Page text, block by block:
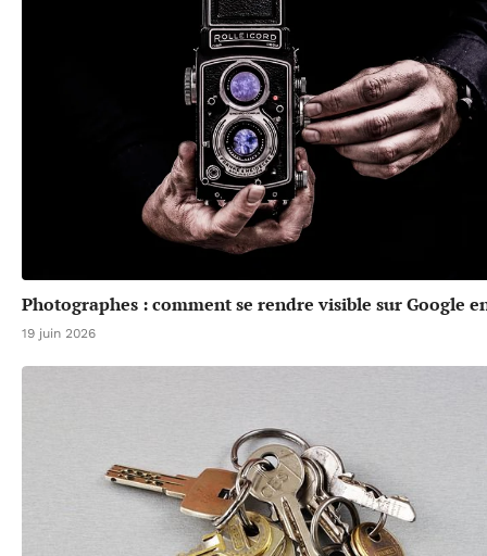
Photographes : comment se rendre visible sur Google
19 juin 2026